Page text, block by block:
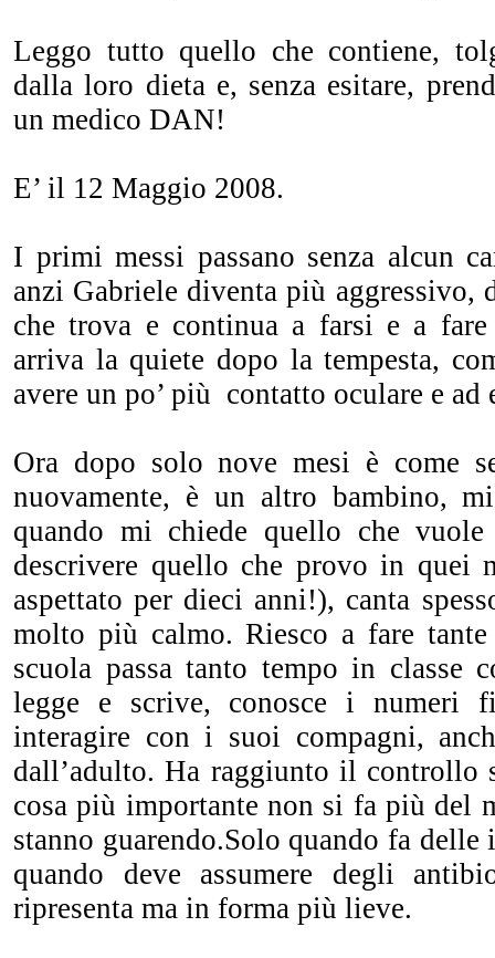
Leggo tutto quello che contiene,
dalla loro dieta e, senza esitare,
un medico DAN!
E’ il 12 Maggio 2008.
I primi messi passano senza alcun
anzi Gabriele diventa più aggressivo,
che trova e continua a farsi e a
arriva la quiete dopo la tempesta,
avere un po’ più contatto oculare e ad
Ora dopo solo nove mesi è come
nuovamente, è un altro bambino,
quando mi chiede quello che
descrivere quello che provo in quei
aspettato per dieci anni!), canta
molto più calmo. Riesco a fare
scuola passa tanto tempo in classe
legge e scrive, conosce i numeri
interagire con i suoi compagni,
dall’adulto. Ha raggiunto il controllo
cosa più importante non si fa più del
stanno guarendo.Solo quando fa
quando deve assumere degli
ripresenta ma in forma più lieve.